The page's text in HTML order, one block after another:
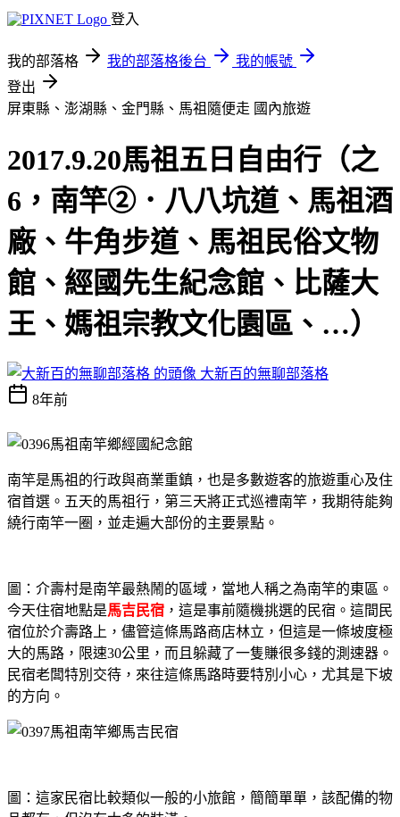
登入
我的部落格 我的部落格後台
我的帳號
登出
屏東縣、澎湖縣、金門縣、馬祖隨便走 國內旅遊
2017.9.20馬祖五日自由行（之
6，南竿②．八八坑道、馬祖酒
廠、牛角步道、馬祖民俗文物
館、經國先生紀念館、比薩大
王、媽祖宗教文化園區、…）
大新百的無聊部落格
8年前
南竿是馬祖的行政與商業重鎮，也是多數遊客的旅遊重心及住
宿首選。五天的馬祖行，第三天將正式巡禮南竿，我期待能夠
繞行南竿一圈，並走遍大部份的主要景點。
圖：介壽村是南竿最熱鬧的區域，當地人稱之為南竿的東區。
今天住宿地點是馬吉民宿 ，這是事前隨機挑選的民宿。這間民
宿位於介壽路上，儘管這條馬路商店林立，但這是一條坡度極
大的馬路，限速30公里，而且躲藏了一隻賺很多錢的測速器。
民宿老闆特別交待，來往這條馬路時要特別小心，尤其是下坡
的方向。
圖：這家民宿比較類似一般的小旅館，簡簡單單，該配備的物